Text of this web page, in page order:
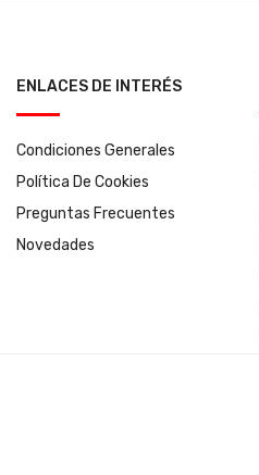
ENLACES DE INTERÉS
Condiciones Generales
Política De Cookies
Preguntas Frecuentes
Novedades